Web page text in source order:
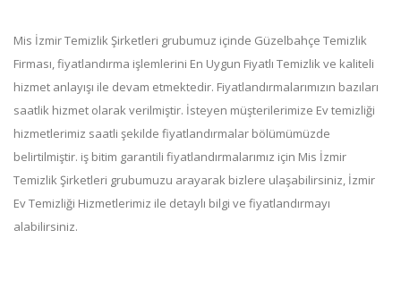
Mis İzmir Temizlik Şirketleri grubumuz içinde Güzelbahçe Temizlik
Firması, fiyatlandırma işlemlerini En Uygun Fiyatlı Temizlik ve kaliteli
hizmet anlayışı ile devam etmektedir. Fiyatlandırmalarımızın bazıları
saatlik hizmet olarak verilmiştir. İsteyen müşterilerimize Ev temizliği
hizmetlerimiz saatli şekilde fiyatlandırmalar bölümümüzde
belirtilmiştir. iş bitim garantili fiyatlandırmalarımız için Mis İzmir
Temizlik Şirketleri grubumuzu arayarak bizlere ulaşabilirsiniz, İzmir
Ev Temizliği Hizmetlerimiz ile detaylı bilgi ve fiyatlandırmayı
alabilirsiniz.